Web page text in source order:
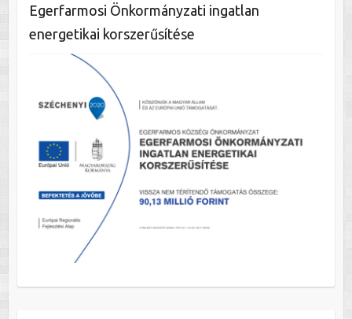
Egerfarmosi Önkormányzati ingatlan
energetikai korszerűsítése